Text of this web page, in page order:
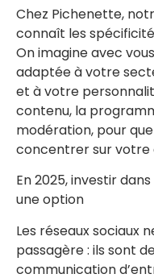
Chez Pichenette,
connaît les
On imagine avec
adaptée à votre
et à votre
contenu, la
modération, pour
concentrer sur
En 2025, investir
une option
Les réseaux sociaux
passagère : ils sont
communication